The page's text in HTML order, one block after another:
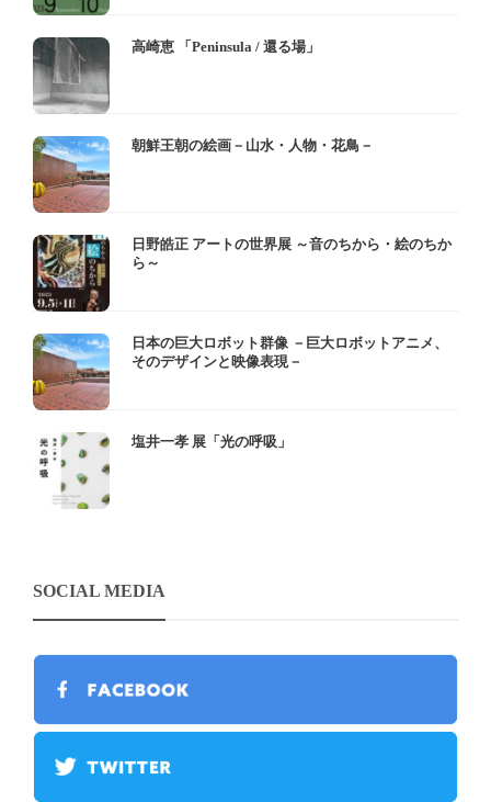
高崎恵 「Peninsula / 還る場」
朝鮮王朝の絵画－山水・人物・花鳥－
日野皓正 アートの世界展 ～音のちから・絵のちか
ら～
日本の巨大ロボット群像 －巨大ロボットアニメ、
そのデザインと映像表現－
塩井一孝 展「光の呼吸」
SOCIAL MEDIA